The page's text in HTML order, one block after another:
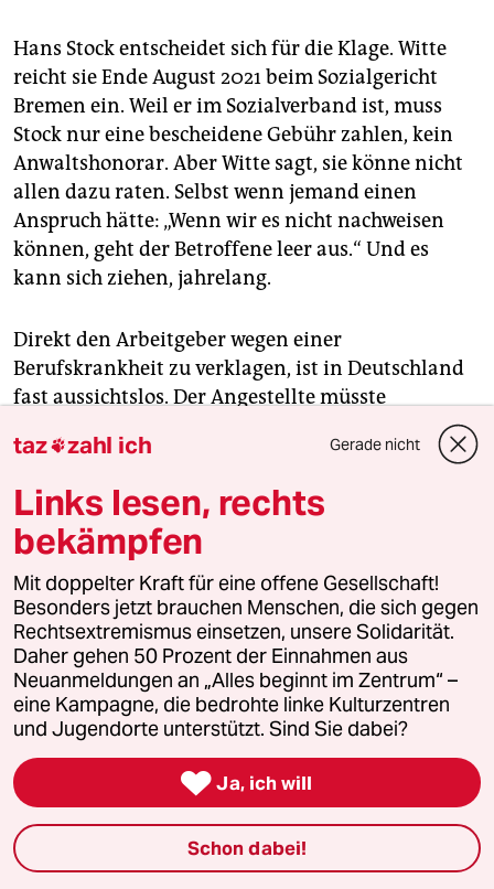
Hans Stock entscheidet sich für die Klage. Witte
reicht sie Ende August 2021 beim Sozialgericht
Bremen ein. Weil er im Sozialverband ist, muss
Stock nur eine bescheidene Gebühr zahlen, kein
Anwaltshonorar. Aber Witte sagt, sie könne nicht
allen dazu raten. Selbst wenn jemand einen
Anspruch hätte: „Wenn wir es nicht nachweisen
können, geht der Betroffene leer aus.“ Und es
kann sich ziehen, jahrelang.
Direkt den Arbeitgeber wegen einer
Berufskrankheit zu verklagen, ist in Deutschland
fast aussichtslos. Der Angestellte müsste
schaden wollte.
Deutsche Unternehmen sind zwar gezwungen,
ihre Angestellten zu versichern. Aber dafür haften
die Berufsgenossenschaften für sie, bei
Arbeitsunfällen und Berufskrankheiten. Die
Angestellten sind zwar versichert, können aber
nicht entscheiden, bei wem. Es gibt keinen
Wettbewerb um Leistungen wie bei den
Krankenkassen.
„Wir haben ein Berufskrankheitenrecht, das im
Falle einer Berufskrankheit de facto dem
Arbeitgeber alle Verantwortung abnimmt“, sagt
Xaver Baur. Er ist Lungenfacharzt und war
taz zahl ich Gerade nicht
Links lesen, rechts
bekämpfen
Mit doppelter Kraft für eine offene Gesellschaft!
Besonders jetzt brauchen Menschen, die sich gegen
Rechtsextremismus einsetzen, unsere Solidarität.
Daher gehen 50 Prozent der Einnahmen aus
Neuanmeldungen an „Alles beginnt im Zentrum“ –
eine Kampagne, die bedrohte linke Kulturzentren
und Jugendorte unterstützt. Sind Sie dabei?
 Ja, ich will
Schon dabei!